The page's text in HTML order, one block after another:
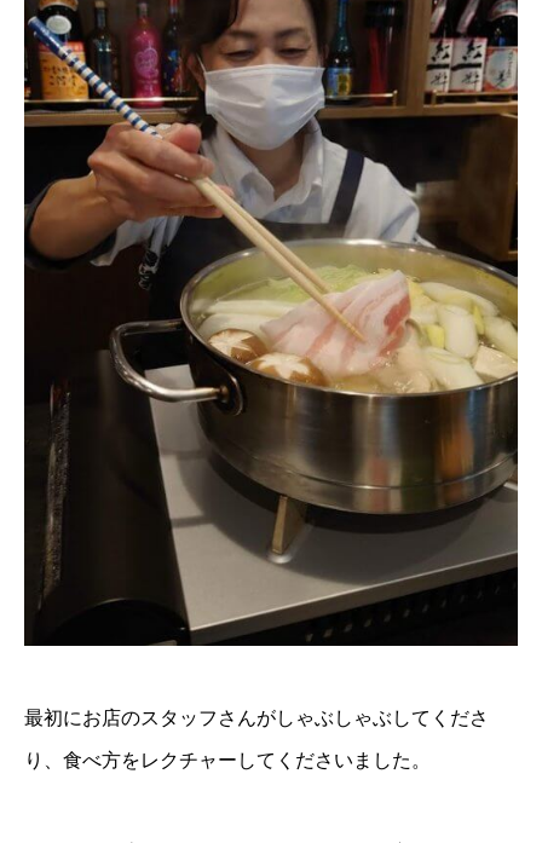
最初にお店のスタッフさんがしゃぶしゃぶしてくださ
り、食べ方をレクチャーしてくださいました。